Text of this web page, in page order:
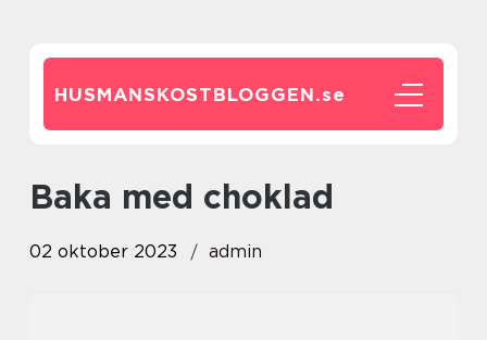
HUSMANSKOSTBLOGGEN.se
baka med choklad
02 oktober 2023 admin